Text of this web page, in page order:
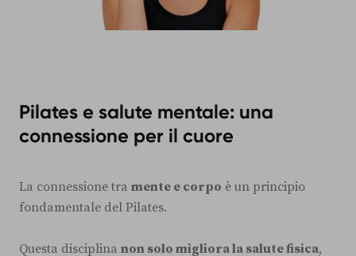
Pilates e salute mentale: una
connessione per il cuore
La connessione tra mente e corpo è un principio
fondamentale del Pilates.
Questa disciplina non solo migliora la salute fisica,